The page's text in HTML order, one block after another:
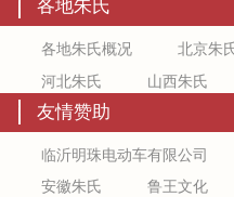
各地朱氏
各地朱氏概况 北京朱
河北朱氏
山西朱氏
吉林朱氏
浙江朱氏
安徽朱氏
山东朱氏
陕西朱氏
友情赞助
临沂明珠电动车有限公司
安徽朱氏
鲁王文化